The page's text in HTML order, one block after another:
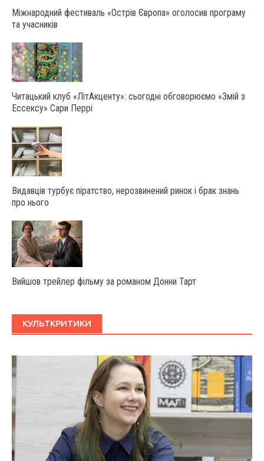
Міжнародний фестиваль «Острів Європа» оголосив програму
та учасників
Читацький клуб «ЛітАкценту»: сьогодні обговорюємо «Змій з
Ессексу» Сари Перрі
Видавців турбує піратство, нерозвинений ринок і брак знань
про нього
Вийшов трейлер фільму за романом Донни Тарт
КУЛЬТКРИТИКИ